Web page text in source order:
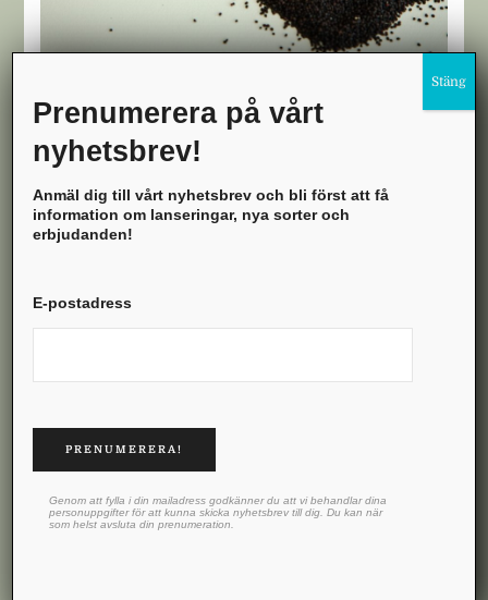
TRÄDGÅRDSPRODUKTER
Prenumerera på vårt
nyhetsbrev!
Anmäl dig till vårt nyhetsbrev och bli först att få
information om lanseringar, nya sorter och
erbjudanden!
E-postadress
Genom att fylla i din mailadress godkänner du att vi behandlar dina
personuppgifter för att kunna skicka nyhetsbrev till dig. Du kan när
som helst avsluta din prenumeration.